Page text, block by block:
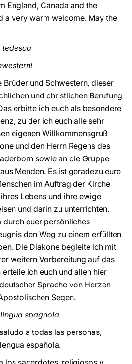
England, Canada and the
a very warm welcome. May the
tedesca
Brüder und Schwestern, dieser
und christlichen Berufung
erbitte ich euch als besondere
zu der ich euch alle sehr
eigenen Willkommensgruß
und den Herrn Regens des
sowie an die Gruppe
Menden. Es ist geradezu eure
im Auftrag der Kirche
Lebens und ihre ewige
und darin zu unterrichten.
durch euer persönliches
den Weg zu einem erfüllten
Die Diakone begleite ich mit
weitern Vorbereitung auf das
ich euch und allen hier
Sprache von Herzen
Segen.
spagnola
a todas las personas,
española.
los sacerdotes, religiosos y